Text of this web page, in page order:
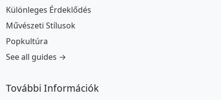
Különleges Érdeklődés
Művészeti Stílusok
Popkultúra
See all guides →
További Információk